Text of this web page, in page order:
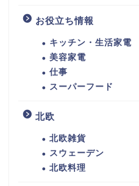
お役立ち情報
キッチン・生活家電
美容家電
仕事
スーパーフード
北欧
北欧雑貨
スウェーデン
北欧料理